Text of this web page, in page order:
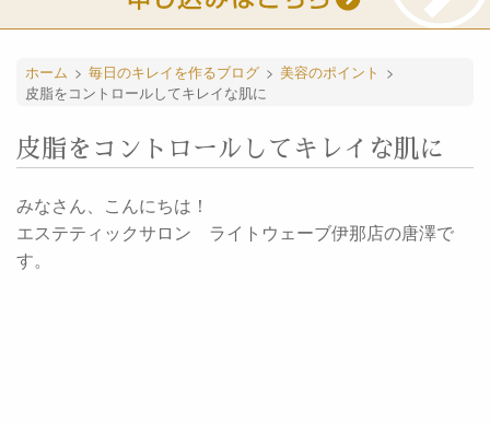
ホーム > 毎日のキレイを作るブログ > 美容のポイント >
皮脂をコントロールしてキレイな肌に
皮脂をコントロールしてキレイな肌に
みなさん、こんにちは！
エステティックサロン ライトウェーブ伊那店の唐澤で
す。